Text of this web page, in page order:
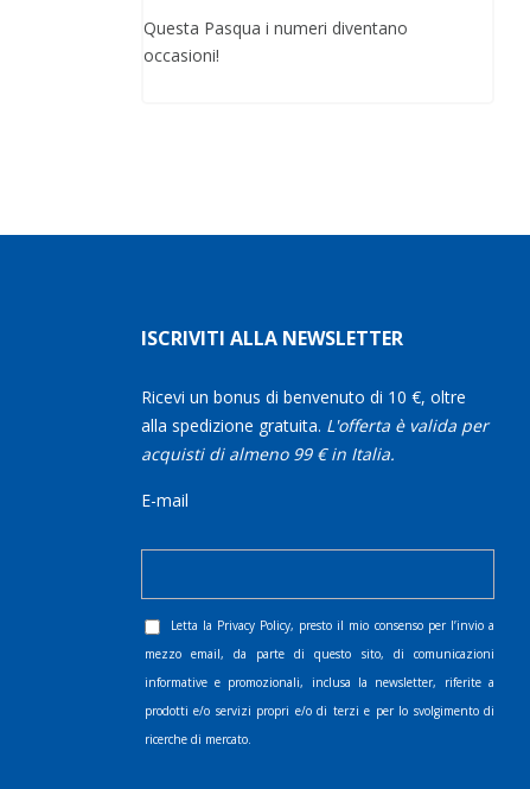
Questa Pasqua i numeri diventano
occasioni!
ISCRIVITI ALLA NEWSLETTER
Ricevi un bonus di benvenuto di 10 €, oltre
alla spedizione gratuita. L'offerta è valida per
acquisti di almeno 99 € in Italia.
E-mail
Letta la Privacy Policy, presto il mio consenso per l’invio a
mezzo email, da parte di questo sito, di comunicazioni
informative e promozionali, inclusa la newsletter, riferite a
prodotti e/o servizi propri e/o di terzi e per lo svolgimento di
ricerche di mercato.